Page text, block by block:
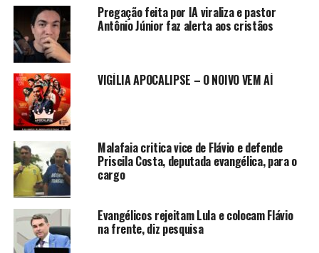
Pregação feita por IA viraliza e pastor
Antônio Júnior faz alerta aos cristãos
VIGÍLIA APOCALIPSE – O NOIVO VEM AÍ
Malafaia critica vice de Flávio e defende
Priscila Costa, deputada evangélica, para o
cargo
Evangélicos rejeitam Lula e colocam Flávio
na frente, diz pesquisa